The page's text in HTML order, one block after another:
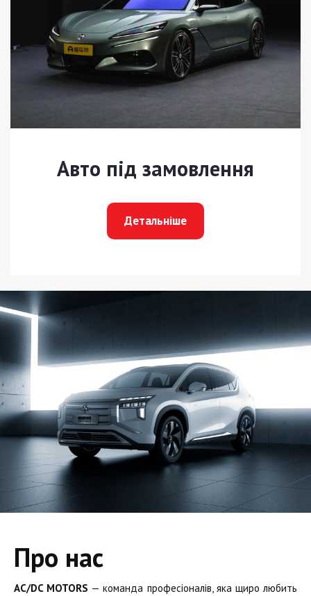
Авто під замовлення
Детальніше
Про нас
AC/DC MOTORS — команда професіоналів, яка щиро любить